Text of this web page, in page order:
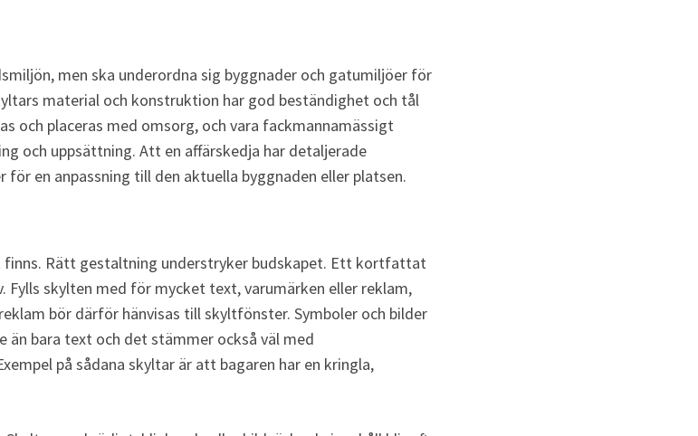
men ska underordna sig byggnader och gatumiljöer för
material och konstruktion har god beständighet och tål
och placeras med omsorg, och vara fackmannamässigt
och uppsättning. Att en affärskedja har detaljerade
en anpassning till den aktuella byggnaden eller platsen.
finns. Rätt gestaltning understryker budskapet. Ett kortfattat
Fylls skylten med för mycket text, varumärken eller reklam,
bör därför hänvisas till skyltfönster. Symboler och bilder
bara text och det stämmer också väl med
på sådana skyltar är att bagaren har en kringla,